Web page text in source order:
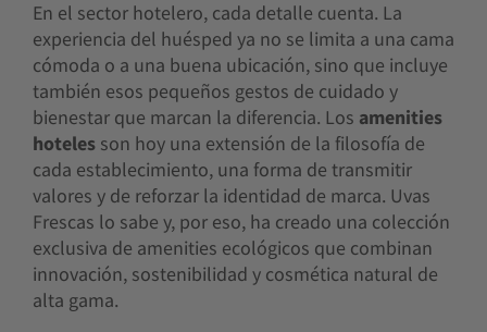
En el sector hotelero, cada detalle cuenta. La
experiencia del huésped ya no se limita a una cama
cómoda o a una buena ubicación, sino que incluye
también esos pequeños gestos de cuidado y
bienestar que marcan la diferencia. Los amenities
hoteles son hoy una extensión de la filosofía de
cada establecimiento, una forma de transmitir
valores y de reforzar la identidad de marca. Uvas
Frescas lo sabe y, por eso, ha creado una colección
exclusiva de amenities ecológicos que combinan
innovación, sostenibilidad y cosmética natural de
alta gama.